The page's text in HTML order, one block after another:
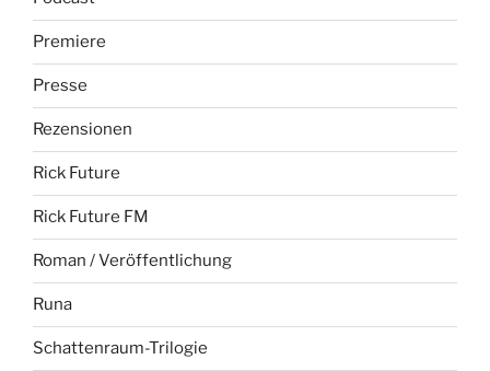
Premiere
Presse
Rezensionen
Rick Future
Rick Future FM
Roman / Veröffentlichung
Runa
Schattenraum-Trilogie